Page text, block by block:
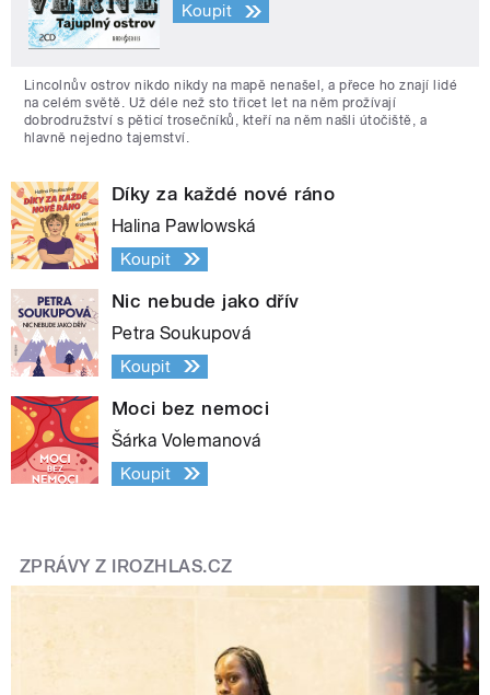
Koupit
Lincolnův ostrov nikdo nikdy na mapě nenašel, a přece ho znají lidé
na celém světě. Už déle než sto třicet let na něm prožívají
dobrodružství s pěticí trosečníků, kteří na něm našli útočiště, a
hlavně nejedno tajemství.
Díky za každé nové ráno
Halina Pawlowská
Koupit
Nic nebude jako dřív
Petra Soukupová
Koupit
Moci bez nemoci
Šárka Volemanová
Koupit
ZPRÁVY Z IROZHLAS.CZ